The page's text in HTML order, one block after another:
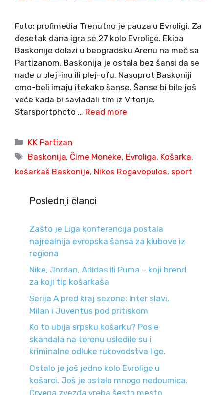
Foto: profimedia Trenutno je pauza u Evroligi. Za
desetak dana igra se 27 kolo Evrolige. Ekipa
Baskonije dolazi u beogradsku Arenu na meč sa
Partizanom. Baskonija je ostala bez šansi da se
nađe u plej-inu ili plej-ofu. Nasuprot Baskoniji
crno-beli imaju itekako šanse. Šanse bi bile još
veće kada bi savladali tim iz Vitorije.
Starsportphoto … Read more
Categories
KK Partizan
Tags
Baskonija, Čime Moneke, Evroliga, Košarka,
košarkaš Baskonije, Nikos Rogavopulos, sport
Poslednji članci
Zašto je Liga konferencija postala
najrealnija evropska šansa za klubove iz
regiona
Nike, Jordan, Adidas ili Puma – koji brend
za koji tip košarkaša
Serija A pred kraj sezone: Inter slavi,
Milan i Juventus pod pritiskom
Ko to ubija srpsku košarku? Posle
skandala na terenu usledile su i
kriminalne odluke rukovodstva lige.
Ostalo je još jedno kolo Evrolige u
košarci. Još je ostalo mnogo nedoumica.
Crvena zvezda vreba šesto mesto.